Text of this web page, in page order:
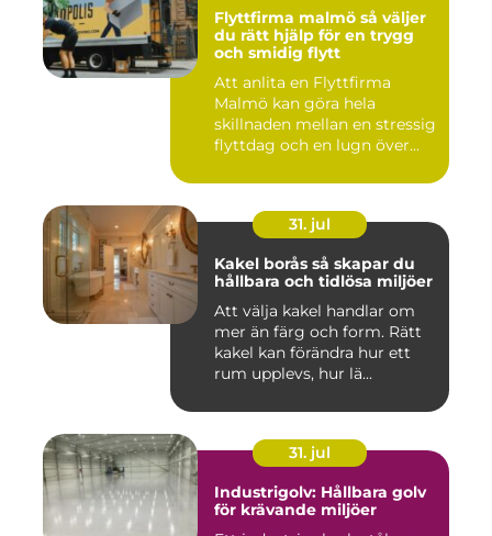
Flyttfirma malmö så väljer
du rätt hjälp för en trygg
och smidig flytt
Att anlita en Flyttfirma
Malmö kan göra hela
skillnaden mellan en stressig
flyttdag och en lugn över...
31. jul
Kakel borås så skapar du
hållbara och tidlösa miljöer
Att välja kakel handlar om
mer än färg och form. Rätt
kakel kan förändra hur ett
rum upplevs, hur lä...
31. jul
Industrigolv: Hållbara golv
för krävande miljöer